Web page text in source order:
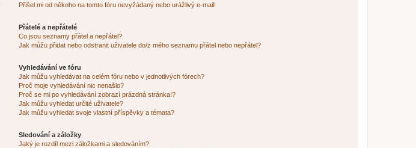
Přišel mi od někoho na tomto fóru nevyžádaný nebo urážlivý e-mail!
Přátelé a nepřátelé
Co jsou seznamy přátel a nepřátel?
Jak můžu přidat nebo odstranit uživatele do/z mého seznamu přátel nebo nepřátel?
Vyhledávání ve fóru
Jak můžu vyhledávat na celém fóru nebo v jednotlivých fórech?
Proč moje vyhledávání nic nenašlo?
Proč se mi po vyhledávání zobrazí prázdná stránka!?
Jak můžu vyhledat určité uživatele?
Jak můžu vyhledat svoje vlastní příspěvky a témata?
Sledování a záložky
Jaký je rozdíl mezi záložkami a sledováním?